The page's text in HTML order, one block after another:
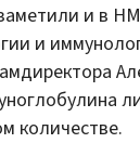
и в
и
количестве.